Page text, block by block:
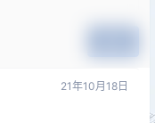
21年10月18日